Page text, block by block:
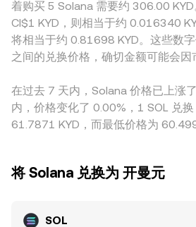
化市场的报价体系。综合而言，各平台
与跨市场 VWAP 共同塑造了 SOL/
rate。
折价，或跨市场基准不同步，这些基差
SOL/KYD 报价。套利者会在平台间买
在波动剧烈、手续费与转账延迟上升或
价差无法被完全、即时抹平，因此跨平
着购买 5 Solana 需要约 306.00
CI$1 KYD，则相当于约 0.016340
将相当于约 0.81698 KYD。这些数
之间的兑换价格，确切金额可能会因
在过去 7 天内，Solana 价格已上涨
内，价格变化了 0.00%，1 SOL 兑
61.7871 KYD，而最低价格为
将 Solana 兑换为 开曼元
SOL